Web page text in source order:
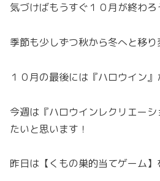
気づけばもうすぐ１０月が終わ
季節も少しずつ秋から冬へと移
１０月の最後には『ハロウイン
今週は『ハロウインレクリエー
たいと思います！
昨日は【くもの巣的当てゲーム